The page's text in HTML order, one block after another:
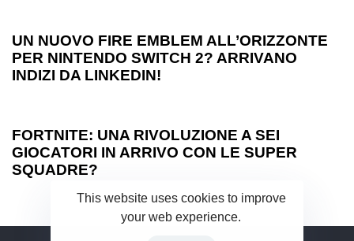
UN NUOVO FIRE EMBLEM ALL’ORIZZONTE
PER NINTENDO SWITCH 2? ARRIVANO
INDIZI DA LINKEDIN!
FORTNITE: UNA RIVOLUZIONE A SEI
GIOCATORI IN ARRIVO CON LE SUPER
SQUADRE?
This website uses cookies to improve
your web experience.